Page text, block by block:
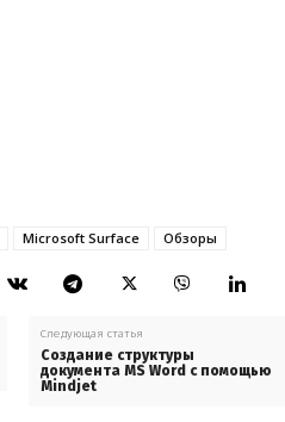
Microsoft Surface Обзоры
Следующая статья
Создание структуры
документа MS Word с помощью
Mindjet